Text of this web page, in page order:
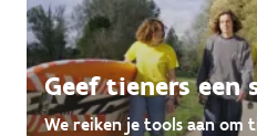
Geef tieners een
We reiken je tools aan om